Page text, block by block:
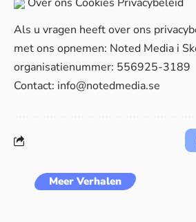
Als u vragen heeft over ons
met ons opnemen: Noted Media i
organisatienummer: 556925-3189
Contact: info@notedmedia.se
Meer Verhalen